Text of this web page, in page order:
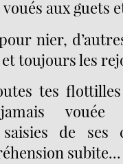
aux guets
nier,
toujours les
tes
vouée
de ses
subite...